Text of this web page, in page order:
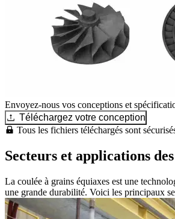
Envoyez-nous vos conceptions et
Téléchargez votre conception
Tous les fichiers téléchargés sont
Secteurs et applications
La coulée à grains équiaxes est une
une grande durabilité. Voici les principaux